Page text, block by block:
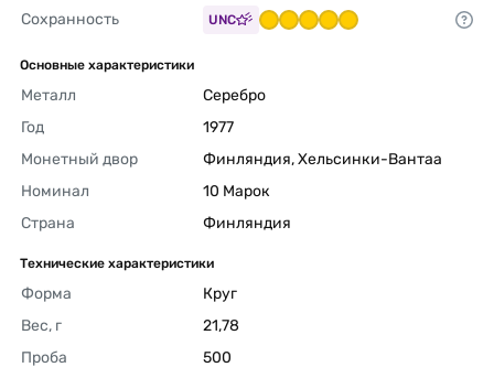
Сохранность UNC
Основные характеристики
Металл
Серебро
Год
1977
Монетный двор
Финляндия, Хельсинки-Вантаа
Номинал
10 Марок
Страна
Финляндия
Технические характеристики
Форма
Круг
Вес, г
21,78
Проба
500